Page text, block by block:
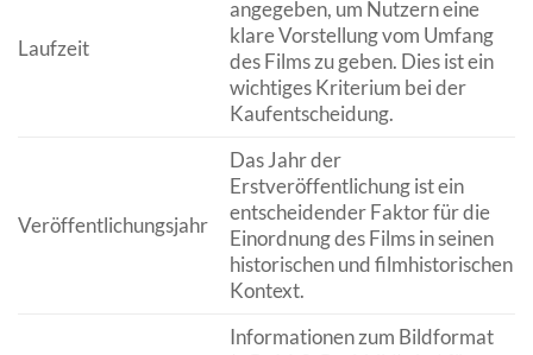
Laufzeit
angegeben, um Nutzern eine
klare Vorstellung vom Umfang
des Films zu geben. Dies ist ein
wichtiges Kriterium bei der
Kaufentscheidung.
Veröffentlichungsjahr
Das Jahr der
Erstveröffentlichung ist ein
entscheidender Faktor für die
Einordnung des Films in seinen
historischen und filmhistorischen
Kontext.
Informationen zum Bildformat